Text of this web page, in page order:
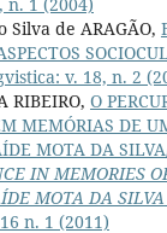
n. 1 (2004)
de ARAGÃO,
v. 18, n. 2
RIBEIRO, O
MEMÓRIAS DE
MOTA DA
IN MEMORIES
MOTA DA SILVA
n. 1 (2011)